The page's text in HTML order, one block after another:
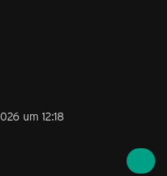
um 12:18